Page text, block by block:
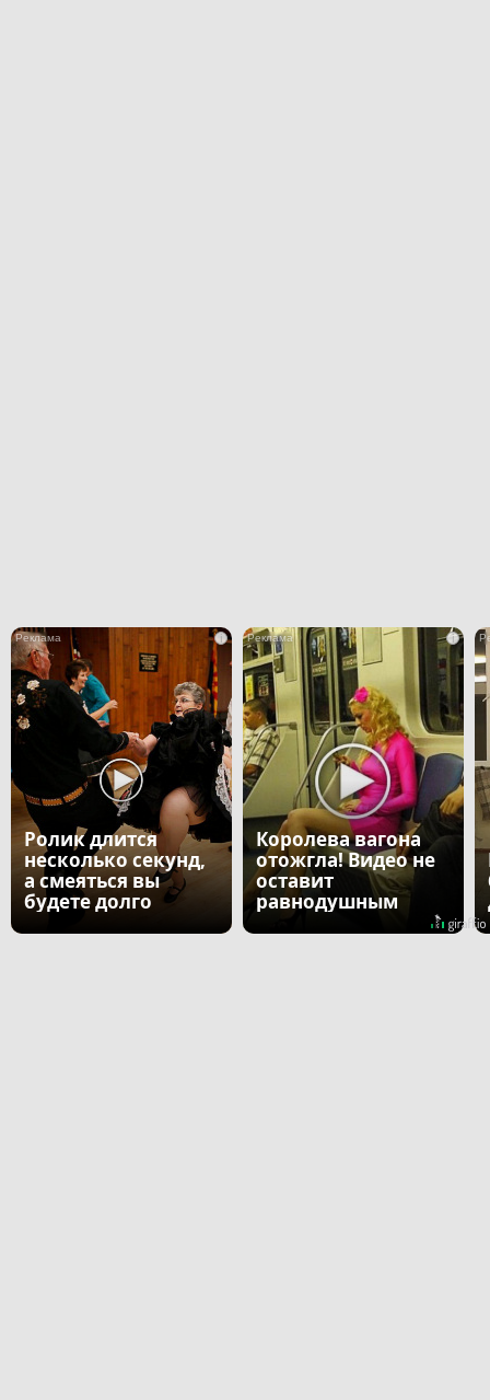
i
Ролик длится
несколько секунд,
а смеяться вы
будете долго
i
Королева вагона
отожгла! Видео не
оставит
равнодушным